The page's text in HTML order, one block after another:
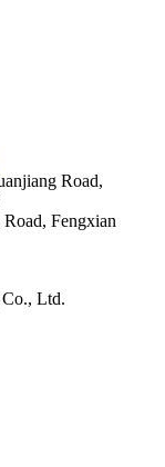
Road,
Fengxian
Ltd.